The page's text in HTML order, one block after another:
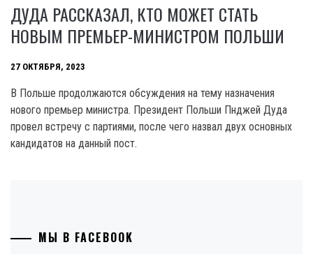
ДУДА РАССКАЗАЛ, КТО МОЖЕТ СТАТЬ
НОВЫМ ПРЕМЬЕР-МИНИСТРОМ ПОЛЬШИ
27 ОКТЯБРЯ, 2023
В Польше продолжаются обсуждения на тему назначения
нового премьер министра. Президент Польши Пнджей Дуда
провел встречу с партиями, после чего назвал двух основных
кандидатов на данный пост.
МЫ В FACEBOOK